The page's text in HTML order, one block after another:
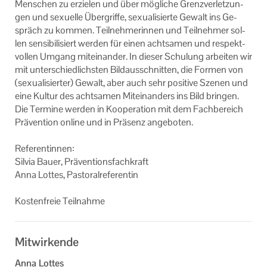
Men­schen zu er­zie­len und über mög­li­che Grenz­ver­let­zun­
gen und se­xu­el­le Über­grif­fe, se­xua­li­sier­te Ge­walt ins Ge­
spräch zu kom­men. Teil­neh­me­rin­nen und Teil­neh­mer sol­
len sen­si­bi­li­siert wer­den für einen acht­sa­men und re­spekt­
vol­len Um­gang mit­ein­an­der. In die­ser Schu­lung ar­bei­ten wir
mit un­ter­schied­lichs­ten Bild­aus­schnit­ten, die For­men von
(se­xua­li­sier­ter) Ge­walt, aber auch sehr po­si­ti­ve Sze­nen und
eine Kul­tur des acht­sa­men Mit­ein­an­ders ins Bild brin­gen.
Die Ter­mi­ne wer­den in Ko­ope­ra­ti­on mit dem Fach­be­reich
Prä­ven­ti­on on­line und in Prä­senz an­ge­bo­ten.
Re­fe­ren­tin­nen:
Sil­via Bauer, Prä­ven­ti­ons­fach­kraft
Anna Lot­tes, Pas­to­ral­re­fe­ren­tin
Kos­ten­freie Teil­nah­me
Mitwirkende
Anna Lottes